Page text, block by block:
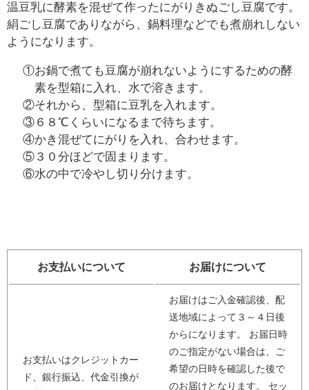
温豆乳に酵素を混ぜて作ったにがりきぬごし豆腐です。
絹ごし豆腐でありながら、鍋料理などでも煮崩れしない
ようになります。
①お鍋で煮ても豆腐が崩れないようにするための酵
素を型箱に入れ、水で溶きます。
②それから、型箱に豆乳を入れます。
③６８℃くらいになるまで待ちます。
④かき混ぜてにがりを入れ、合わせます。
⑤３０分ほどで固まります。
⑥水の中で冷やし切り分けます。
お支払いについて お届けについて
お支払いはクレジットカー
ド、銀行振込、代金引換が
お届けはご入金確認後、配
送地域によって３～４日後
からになります。 お届日時
のご指定がない場合は、ご
希望の日時を確認した後で
のお届けとなります。 セッ